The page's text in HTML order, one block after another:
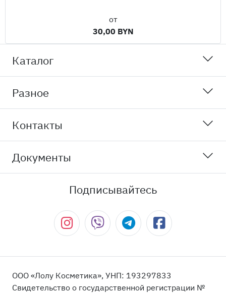
от
30,00 BYN
Каталог
Разное
Контакты
Документы
Подписывайтесь
ООО «Лолу Косметика», УНП: 193297833
Свидетельство о государственной регистрации №